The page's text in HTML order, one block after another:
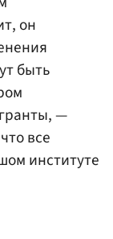
он
быть
—
все
институте